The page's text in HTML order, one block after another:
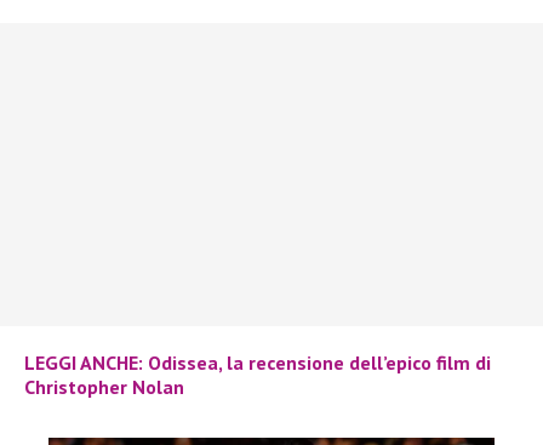
LEGGI ANCHE: Odissea, la recensione dell’epico film di
Christopher Nolan